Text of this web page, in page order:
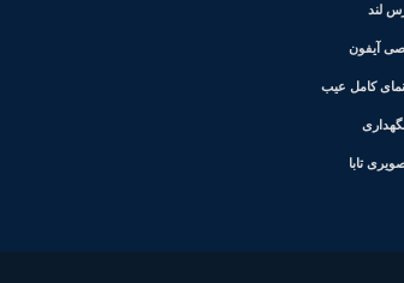
لند
آیفون
کامل عیب
تابا